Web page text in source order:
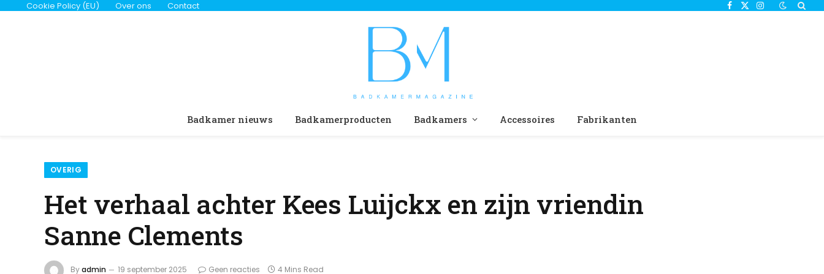
Cookie Policy (EU) Over ons Contact Facebook
X
Instagram
Badkamer nieuws Badkamerproducten Badkamers Accessoires Fabrikanten
OVERIG
Het verhaal achter Kees Luijckx en zijn vriendin
Sanne Clements
Byadmin 19 september 2025 Geen reacties 4 Mins Read